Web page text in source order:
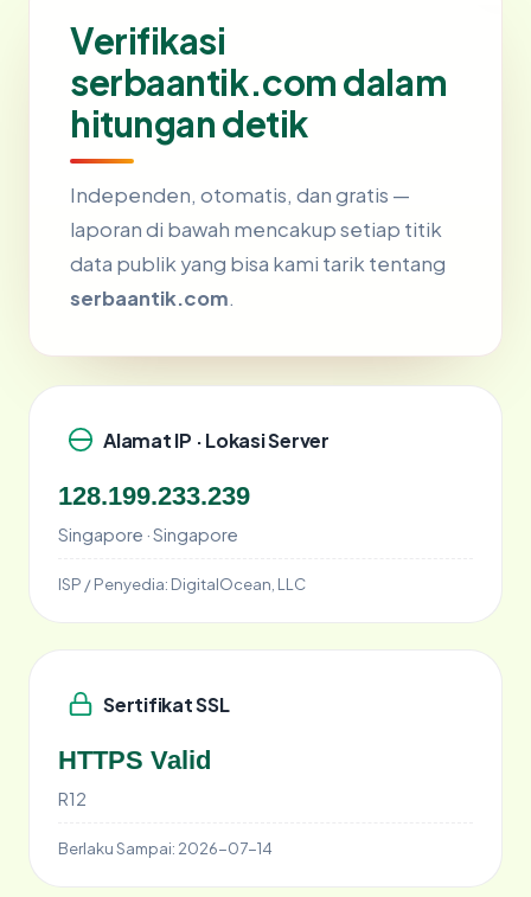
Verifikasi
serbaantik.com dalam
hitungan detik
Independen, otomatis, dan gratis —
laporan di bawah mencakup setiap titik
data publik yang bisa kami tarik tentang
serbaantik.com.
Alamat IP · Lokasi Server
128.199.233.239
Singapore · Singapore
ISP / Penyedia: DigitalOcean, LLC
Sertifikat SSL
HTTPS Valid
R12
Berlaku Sampai: 2026-07-14